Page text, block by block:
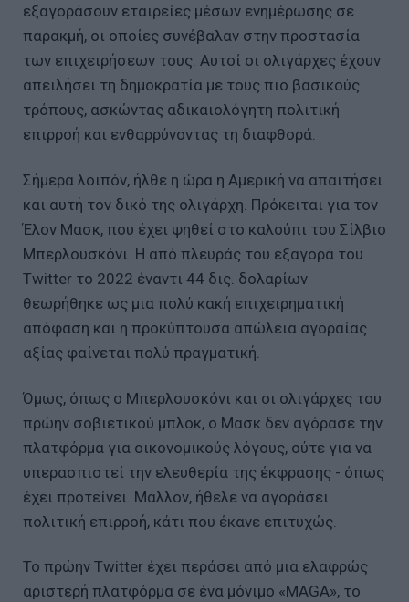
εξαγοράσουν εταιρείες μέσων ενημέρωσης σε
παρακμή, οι οποίες συνέβαλαν στην προστασία
των επιχειρήσεων τους. Αυτοί οι ολιγάρχες έχουν
απειλήσει τη δημοκρατία με τους πιο βασικούς
τρόπους, ασκώντας αδικαιολόγητη πολιτική
επιρροή και ενθαρρύνοντας τη διαφθορά.
Σήμερα λοιπόν, ήλθε η ώρα η Αμερική να απαιτήσει
και αυτή τον δικό της ολιγάρχη. Πρόκειται για τον
Έλον Μασκ, που έχει ψηθεί στο καλούπι του Σίλβιο
Μπερλουσκόνι. Η από πλευράς του εξαγορά του
Twitter το 2022 έναντι 44 δις. δολαρίων
θεωρήθηκε ως μια πολύ κακή επιχειρηματική
απόφαση και η προκύπτουσα απώλεια αγοραίας
αξίας φαίνεται πολύ πραγματική.
Όμως, όπως ο Μπερλουσκόνι και οι ολιγάρχες του
πρώην σοβιετικού μπλοκ, ο Μασκ δεν αγόρασε την
πλατφόρμα για οικονομικούς λόγους, ούτε για να
υπερασπιστεί την ελευθερία της έκφρασης - όπως
έχει προτείνει. Μάλλον, ήθελε να αγοράσει
πολιτική επιρροή, κάτι που έκανε επιτυχώς.
Το πρώην Twitter έχει περάσει από μια ελαφρώς
αριστερή πλατφόρμα σε ένα μόνιμο «MAGA», το